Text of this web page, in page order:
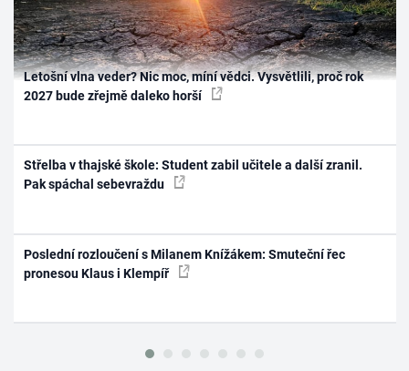
Letošní vlna veder? Nic moc, míní vědci. Vysvětlili, proč rok
2027 bude zřejmě daleko horší
Střelba v thajské škole: Student zabil učitele a další zranil.
Pak spáchal sebevraždu
Poslední rozloučení s Milanem Knížákem: Smuteční řec
pronesou Klaus i Klempíř